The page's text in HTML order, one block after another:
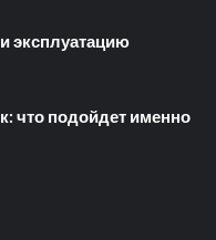
эксплуатацию
что подойдет именно